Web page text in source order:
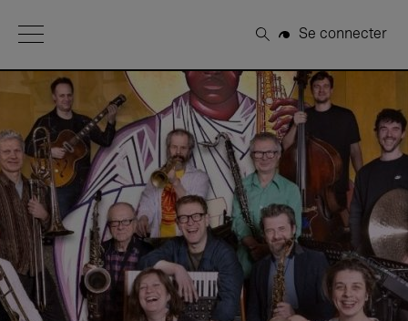
Open Menu
Rechercher
Se connecter